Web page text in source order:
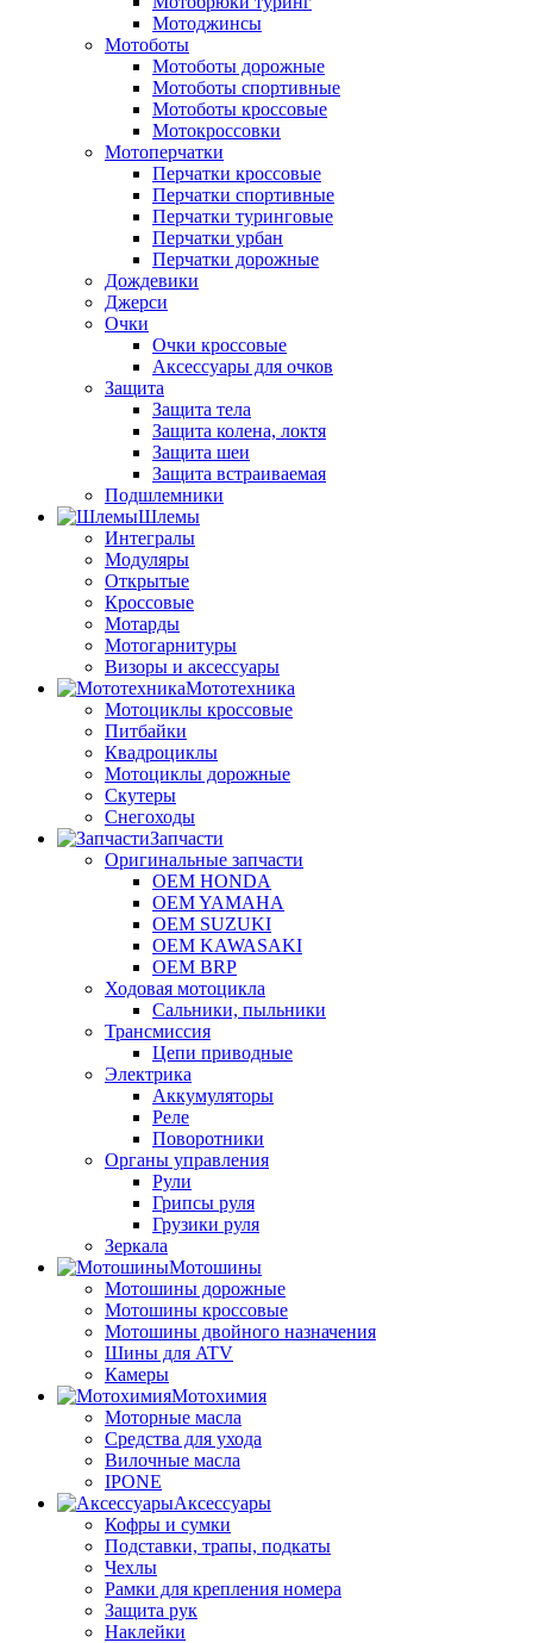
Мотоджинсы
Мотоботы
Мотоботы дорожные
Мотоботы спортивные
Мотоботы кроссовые
Мотокроссовки
Мотоперчатки
Перчатки кроссовые
Перчатки спортивные
Перчатки туринговые
Перчатки урбан
Перчатки дорожные
Дождевики
Джерси
Очки
Очки кроссовые
Аксессуары для очков
Защита
Защита тела
Защита колена, локтя
Защита шеи
Защита встраиваемая
Подшлемники
Шлемы
Интегралы
Модуляры
Открытые
Кроссовые
Мотарды
Мотогарнитуры
Визоры и аксессуары
Мототехника
Мотоциклы кроссовые
Питбайки
Квадроциклы
Мотоциклы дорожные
Скутеры
Снегоходы
Запчасти
Оригинальные запчасти
OEM HONDA
OEM YAMAHA
OEM SUZUKI
OEM KAWASAKI
OEM BRP
Ходовая мотоцикла
Сальники, пыльники
Трансмиссия
Цепи приводные
Электрика
Аккумуляторы
Реле
Поворотники
Органы управления
Рули
Грипсы руля
Грузики руля
Зеркала
Мотошины
Мотошины дорожные
Мотошины кроссовые
Мотошины двойного назначения
Шины для ATV
Камеры
Мотохимия
Моторные масла
Средства для ухода
Вилочные масла
IPONE
Аксессуары
Кофры и сумки
Подставки, трапы, подкаты
Чехлы
Рамки для крепления номера
Защита рук
Наклейки